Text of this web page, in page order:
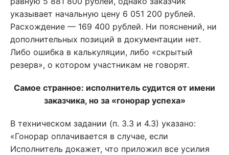
указывает начальную цену 6 051 200 рублей.
Расхождение — 169 400 рублей. Ни пояснений, ни
дополнительных позиций в документации нет.
Либо ошибка в калькуляции, либо «скрытый
резерв», о котором участникам не говорят.
Самое странное: исполнитель судится от имени
заказчика, но за «гонорар успеха»
В техническом задании (п. 3.3 и 4.3) указано:
«Гонорар оплачивается в случае, если
Исполнитель докажет, что приложил все усилия